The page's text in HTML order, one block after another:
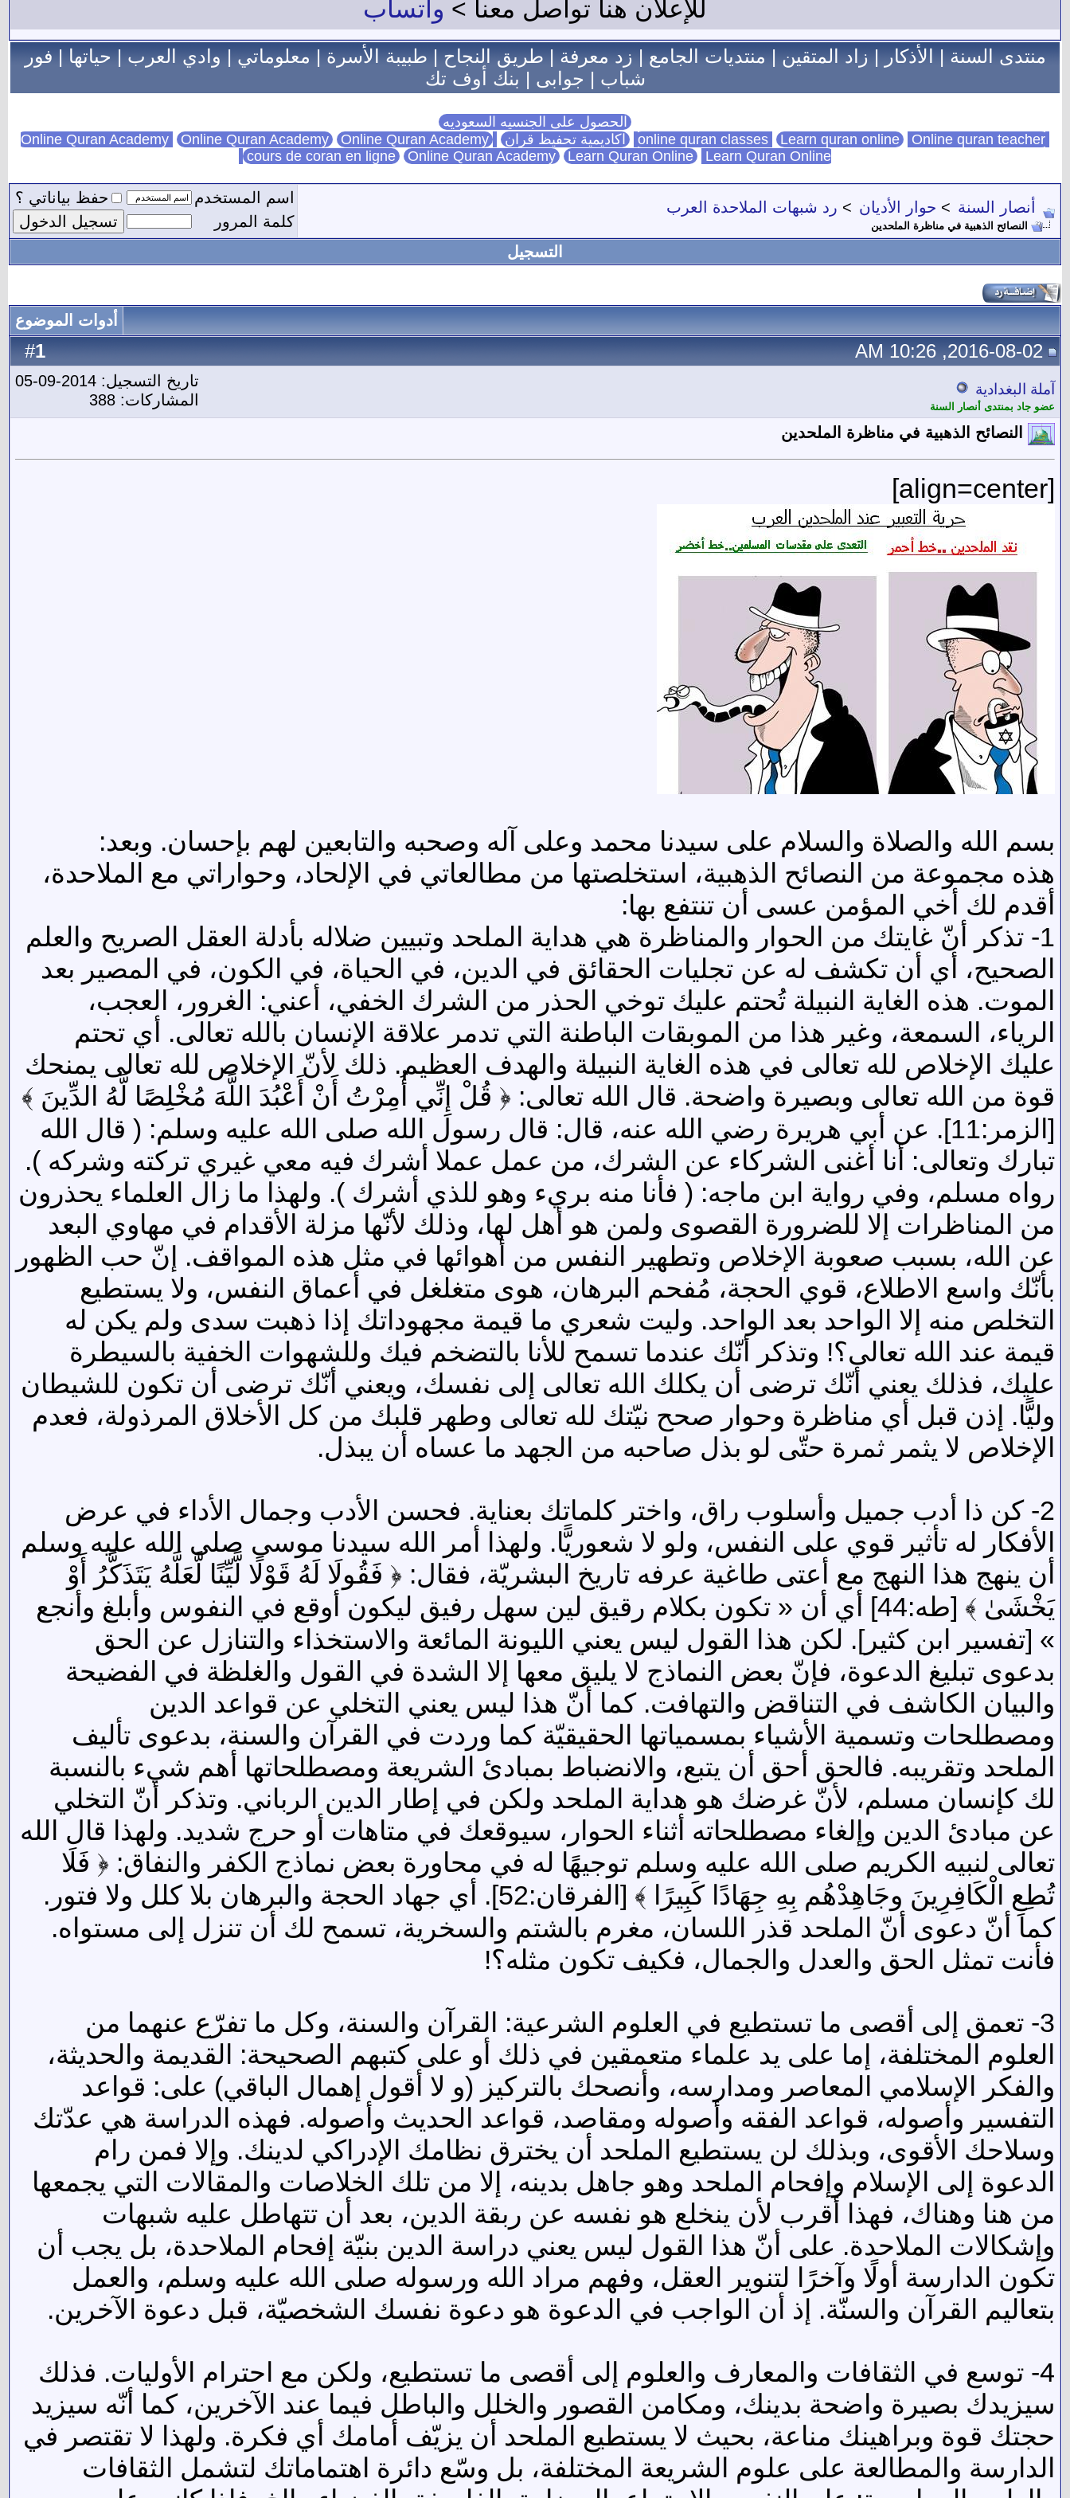
للإعلان هنا تواصل معنا > واتساب
منتدى السنة|الأذكار|زاد المتقين|منتديات الجامع|زد معرفة|طريق النجاح|طبيبة الأسرة|معلوماتي|وادي العرب|حياتها|فور
شباب | جوابى | بنك أوف تك
الحصول على الجنسيه السعوديه
Learn quran online Online quran teacher اكاديمية تحفيظ قران Online Quran Academy Online Quran Academy
cours de coran en ligne Online Quran Academy Learn Quran Online Learn Quran Online
أنصار السنة > حوار الأديان > رد شبهات الملاحدة العرب
النصائح الذهبية في مناظرة الملحدين
اسم المستخدم
حفظ بياناتي ؟
كلمة المرور
التسجيل
أدوات الموضوع
#
1 2016-08-02, 10:26 AM
آملة البغدادية
عضو جاد بمنتدى أنصار السنة
تاريخ التسجيل: 2014-09-05
المشاركات: 388
النصائح الذهبية في مناظرة الملحدين
[align=center]
بسم الله والصلاة والسلام على سيدنا محمد وعلى آله وصحبه والتابعين لهم بإحسان. وبعد:
هذه مجموعة من النصائح الذهبية، استخلصتها من مطالعاتي في الإلحاد، وحواراتي مع الملاحدة،
أقدم لك أخي المؤمن عسى أن تنتفع بها:
1- تذكر أنّ غايتك من الحوار والمناظرة هي هداية الملحد وتبيين ضلاله بأدلة العقل الصريح والعلم
الصحيح، أي أن تكشف له عن تجليات الحقائق في الدين، في الحياة، في الكون، في المصير بعد
الموت. هذه الغاية النبيلة تُحتم عليك توخي الحذر من الشرك الخفي، أعني: الغرور، العجب،
الرياء، السمعة، وغير هذا من الموبقات الباطنة التي تدمر علاقة الإنسان بالله تعالى. أي تحتم
عليك الإخلاص لله تعالى في هذه الغاية النبيلة والهدف العظيم. ذلك لأنّ الإخلاص لله تعالى يمنحك
قوة من الله تعالى وبصيرة واضحة. قال الله تعالى: ﴿ قُلْ إِنِّي أُمِرْتُ أَنْ أَعْبُدَ اللَّهَ مُخْلِصًا لَّهُ الدِّينَ ﴾
[الزمر:11]. عن أبي هريرة رضي الله عنه، قال: قال رسول الله صلى الله عليه وسلم: ( قال الله
تبارك وتعالى: أنا أغنى الشركاء عن الشرك، من عمل عملا أشرك فيه معي غيري تركته وشركه ).
رواه مسلم، وفي رواية ابن ماجه: ( فأنا منه بريء وهو للذي أشرك ). ولهذا ما زال العلماء يحذرون
من المناظرات إلا للضرورة القصوى ولمن هو أهل لها، وذلك لأنّها مزلة الأقدام في مهاوي البعد
عن الله، بسبب صعوبة الإخلاص وتطهير النفس من أهوائها في مثل هذه المواقف. إنّ حب الظهور
بأنّك واسع الاطلاع، قوي الحجة، مُفحم البرهان، هوى متغلغل في أعماق النفس، ولا يستطيع
التخلص منه إلا الواحد بعد الواحد. وليت شعري ما قيمة مجهوداتك إذا ذهبت سدى ولم يكن له
قيمة عند الله تعالى؟! وتذكر أنّك عندما تسمح للأنا بالتضخم فيك وللشهوات الخفية بالسيطرة
عليك، فذلك يعني أنّك ترضى أن يكلك الله تعالى إلى نفسك، ويعني أنّك ترضى أن تكون للشيطان
وليًّا. إذن قبل أي مناظرة وحوار صحح نيّتك لله تعالى وطهر قلبك من كل الأخلاق المرذولة، فعدم
الإخلاص لا يثمر ثمرة حتّى لو بذل صاحبه من الجهد ما عساه أن يبذل.
2- كن ذا أدب جميل وأسلوب راق، واختر كلماتك بعناية. فحسن الأدب وجمال الأداء في عرض
الأفكار له تأثير قوي على النفس، ولو لا شعوريًّا. ولهذا أمر الله سيدنا موسى صلى الله عليه وسلم
أن ينهج هذا النهج مع أعتى طاغية عرفه تاريخ البشريّة، فقال: ﴿ فَقُولَا لَهُ قَوْلًا لَّيِّنًا لَّعَلَّهُ يَتَذَكَّرُ أَوْ
يَخْشَىٰ ﴾ [طه:44] أي أن « تكون بكلام رقيق لين سهل رفيق ليكون أوقع في النفوس وأبلغ وأنجع
» [تفسير ابن كثير]. لكن هذا القول ليس يعني الليونة المائعة والاستخذاء والتنازل عن الحق
بدعوى تبليغ الدعوة، فإنّ بعض النماذج لا يليق معها إلا الشدة في القول والغلظة في الفضيحة
والبيان الكاشف في التناقض والتهافت. كما أنّ هذا ليس يعني التخلي عن قواعد الدين
ومصطلحات وتسمية الأشياء بمسمياتها الحقيقيّة كما وردت في القرآن والسنة، بدعوى تأليف
الملحد وتقريبه. فالحق أحق أن يتبع، والانضباط بمبادئ الشريعة ومصطلحاتها أهم شيء بالنسبة
لك كإنسان مسلم، لأنّ غرضك هو هداية الملحد ولكن في إطار الدين الرباني. وتذكر أنّ التخلي
عن مبادئ الدين وإلغاء مصطلحاته أثناء الحوار، سيوقعك في متاهات أو حرج شديد. ولهذا قال الله
تعالى لنبيه الكريم صلى الله عليه وسلم توجيهًا له في محاورة بعض نماذج الكفر والنفاق: ﴿ فَلَا
تُطِعِ الْكَافِرِينَ وجَاهِدْهُم بِهِ جِهَادًا كَبِيرًا ﴾ [الفرقان:52]. أي جهاد الحجة والبرهان بلا كلل ولا فتور.
كما أنّ دعوى أنّ الملحد قذر اللسان، مغرم بالشتم والسخرية، تسمح لك أن تنزل إلى مستواه.
فأنت تمثل الحق والعدل والجمال، فكيف تكون مثله؟!
3- تعمق إلى أقصى ما تستطيع في العلوم الشرعية: القرآن والسنة، وكل ما تفرّع عنهما من
العلوم المختلفة، إما على يد علماء متعمقين في ذلك أو على كتبهم الصحيحة: القديمة والحديثة،
والفكر الإسلامي المعاصر ومدارسه، وأنصحك بالتركيز (و لا أقول إهمال الباقي) على: قواعد
التفسير وأصوله، قواعد الفقه وأصوله ومقاصد، قواعد الحديث وأصوله. فهذه الدراسة هي عدّتك
وسلاحك الأقوى، وبذلك لن يستطيع الملحد أن يخترق نظامك الإدراكي لدينك. وإلا فمن رام
الدعوة إلى الإسلام وإفحام الملحد وهو جاهل بدينه، إلا من تلك الخلاصات والمقالات التي يجمعها
من هنا وهناك، فهذا أقرب لأن ينخلع هو نفسه عن ربقة الدين، بعد أن تتهاطل عليه شبهات
وإشكالات الملاحدة. على أنّ هذا القول ليس يعني دراسة الدين بنيّة إفحام الملاحدة، بل يجب أن
تكون الدارسة أولًا وآخرًا لتنوير العقل، وفهم مراد الله ورسوله صلى الله عليه وسلم، والعمل
بتعاليم القرآن والسنّة. إذ أن الواجب في الدعوة هو دعوة نفسك الشخصيّة، قبل دعوة الآخرين.
4- توسع في الثقافات والمعارف والعلوم إلى أقصى ما تستطيع، ولكن مع احترام الأوليات. فذلك
سيزيدك بصيرة واضحة بدينك، ومكامن القصور والخلل والباطل فيما عند الآخرين، كما أنّه سيزيد
حجتك قوة وبراهينك مناعة، بحيث لا يستطيع الملحد أن يزيّف أمامك أي فكرة. ولهذا لا تقتصر في
الدارسة والمطالعة على علوم الشريعة المختلفة، بل وسّع دائرة اهتماماتك لتشمل الثقافات